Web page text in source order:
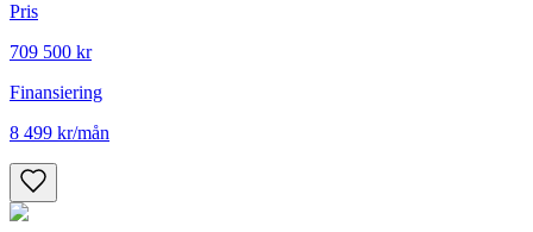
Pris
709 500 kr
Finansiering
8 499 kr/mån